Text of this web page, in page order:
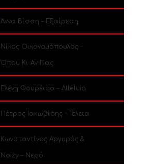
Άννα Βίσση – Εξαίρεση
Νίκος Οικονομόπουλος –
Όπου Κι Αν Πας
Ελένη Φουρέιρα – Alleluia
Πέτρος Ιακωβίδης – Τέλεια
Κωνσταντίνος Αργυρός &
Noizy – Νερό